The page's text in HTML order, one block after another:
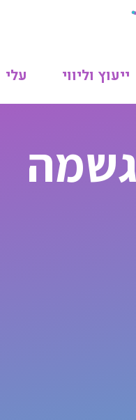
ייעוץ וליווי עלי